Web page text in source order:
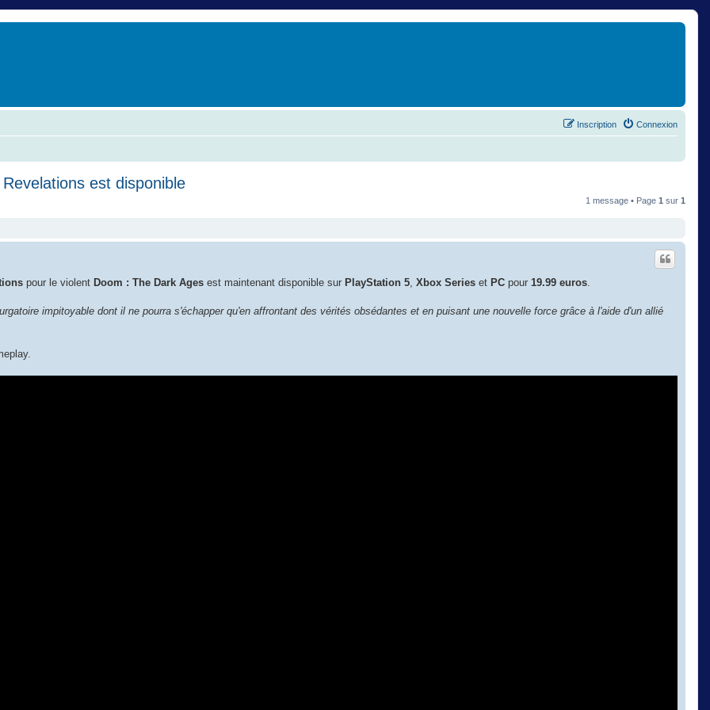
Connexion
Inscription
est disponible
1 message • Page 1 sur 1
pour le violent Doom : The Dark Ages est maintenant disponible surPlayStation 5 ,Xbox Series etPCpour 19.99 euros
impitoyable dont il ne pourra s'échapper qu'en affrontant des vérités obsédantes et en puisant une nouvelle force grâce à l'aide d'un allié